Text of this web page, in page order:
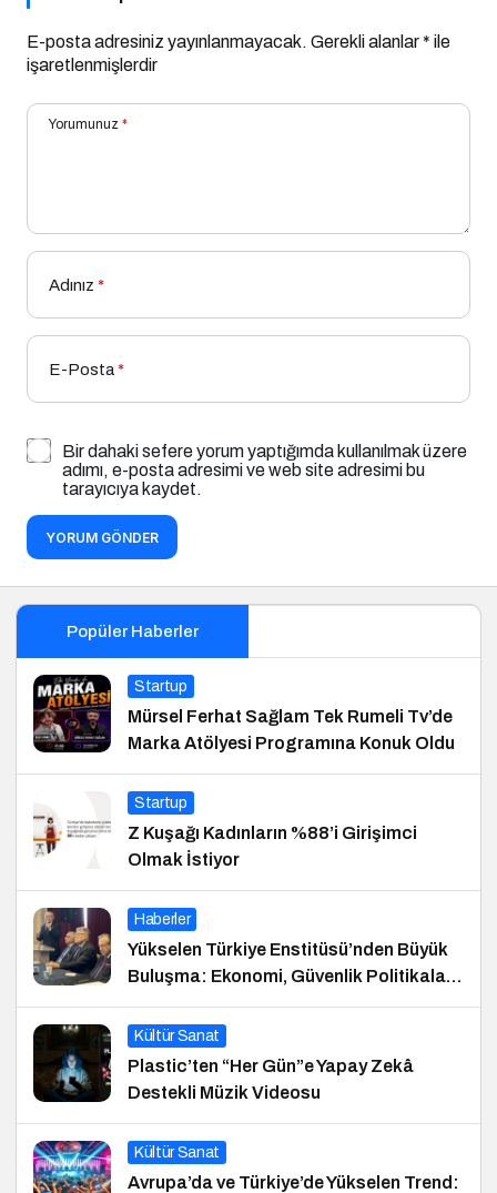
E-posta adresiniz yayınlanmayacak. Gerekli alanlar* ile
işaretlenmişlerdir
Yorumunuz *
Adınız *
E-Posta*
Bir dahaki sefere yorum yaptığımda kullanılmak üzere
adımı, e-posta adresimi ve web site adresimi bu
tarayıcıya kaydet.
YORUM GÖNDER
Popüler Haberler
Startup
Mürsel Ferhat Sağlam Tek Rumeli Tv’de
Marka Atölyesi Programına Konuk Oldu
Startup
Z Kuşağı Kadınların %88’i Girişimci
Olmak İstiyor
Haberler
Yükselen Türkiye Enstitüsü’nden Büyük
Buluşma: Ekonomi, Güvenlik Politikaları
ve Hukuk Konferansı
Kültür Sanat
Plastic’ten “Her Gün”e Yapay Zekâ
Destekli Müzik Videosu
Kültür Sanat
Avrupa’da ve Türkiye’de Yükselen Trend: